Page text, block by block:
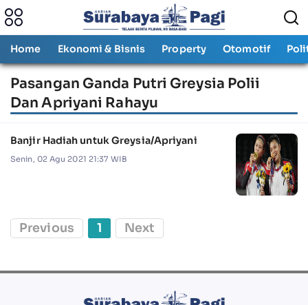
Home Ekonomi & Bisnis Property Otomotif
Pasangan Ganda Putri Greysia Polii
Dan Apriyani Rahayu
Banjir Hadiah untuk Greysia/Apriyani
Senin, 02 Agu 2021 21:37 WIB
Previous 1 Next